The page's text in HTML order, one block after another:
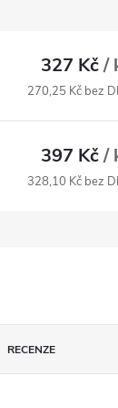
327 Kč/
270,25 Kč bez
397 Kč/
328,10 Kč bez
RECENZE